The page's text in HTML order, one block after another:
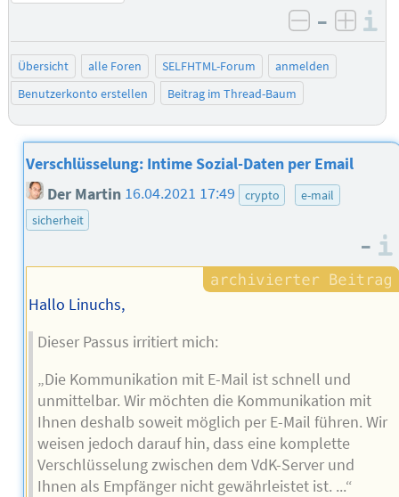
negativ
–
Übersicht alle Foren SELFHTML-Forum
anmelden
Benutzerkonto erstellen
Beitrag im Thread-Baum
Verschlüsselung: Intime Sozial-Daten per Email
Der Martin 16.04.2021 17:49 crypto
e-mail
sicherheit
–
Hallo Linuchs,
Dieser Passus irritiert mich:
„Die Kommunikation mit E-Mail ist schnell und
unmittelbar. Wir möchten die Kommunikation mit
Ihnen deshalb soweit möglich per E-Mail führen. Wir
weisen jedoch darauf hin, dass eine komplette
Verschlüsselung zwischen dem VdK-Server und
Ihnen als Empfänger nicht gewährleistet ist. ...“